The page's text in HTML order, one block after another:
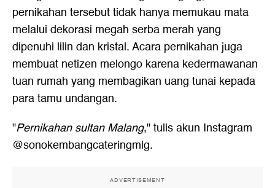
pernikahan tersebut tidak hanya memukau mata
melalui dekorasi megah serba merah yang
dipenuhi lilin dan kristal. Acara pernikahan juga
membuat netizen melongo karena kedermawanan
tuan rumah yang membagikan uang tunai kepada
para tamu undangan.
"Pernikahan sultan Malang," tulis akun Instagram
@sonokembangcateringmlg.
ADVERTISEMENT